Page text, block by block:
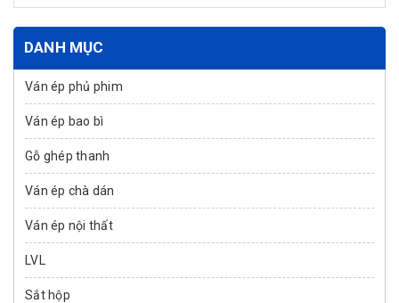
DANH MỤC
Ván ép phủ phim
Ván ép bao bì
Gỗ ghép thanh
Ván ép chà dán
Ván ép nội thất
LVL
Sắt hộp